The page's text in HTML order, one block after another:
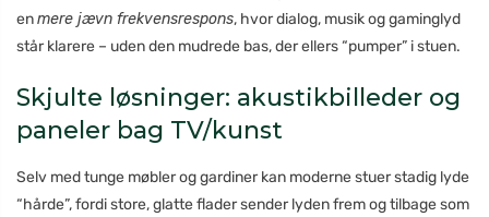
enmere jævn frekvensrespons, hvor dialog, musik og gaminglyd
står klarere – uden den mudrede bas, der ellers “pumper” i stuen.
Skjulte løsninger: akustikbilleder og
paneler bag TV/kunst
Selv med tunge møbler og gardiner kan moderne stuer stadig lyde
“hårde”, fordi store, glatte flader sender lyden frem og tilbage som